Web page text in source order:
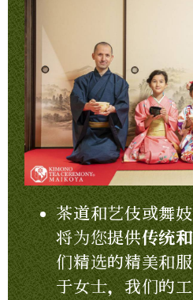
茶道和艺伎或舞
将为您提供传统
们精选的精美和
于女士，我们的